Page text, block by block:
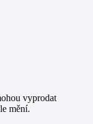
vyprodat
mění.